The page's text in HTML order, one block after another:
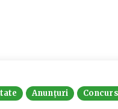
Anunțuri